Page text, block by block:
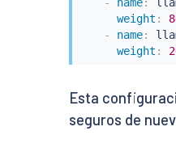
-
name:
weight :
-
name:
weight :
Esta
seguros de